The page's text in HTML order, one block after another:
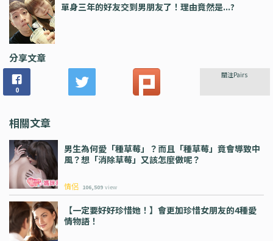
單身三年的好友交到男朋友了！理由竟然是...?
分享文章
0
關注Pairs
相關文章
男生為何愛「種草莓」？而且「種草莓」竟會導致中
風？想「消除草莓」又該怎麼做呢？
情侶 106,509 view
【一定要好好珍惜她！】會更加珍惜女朋友的4種愛
情物語！